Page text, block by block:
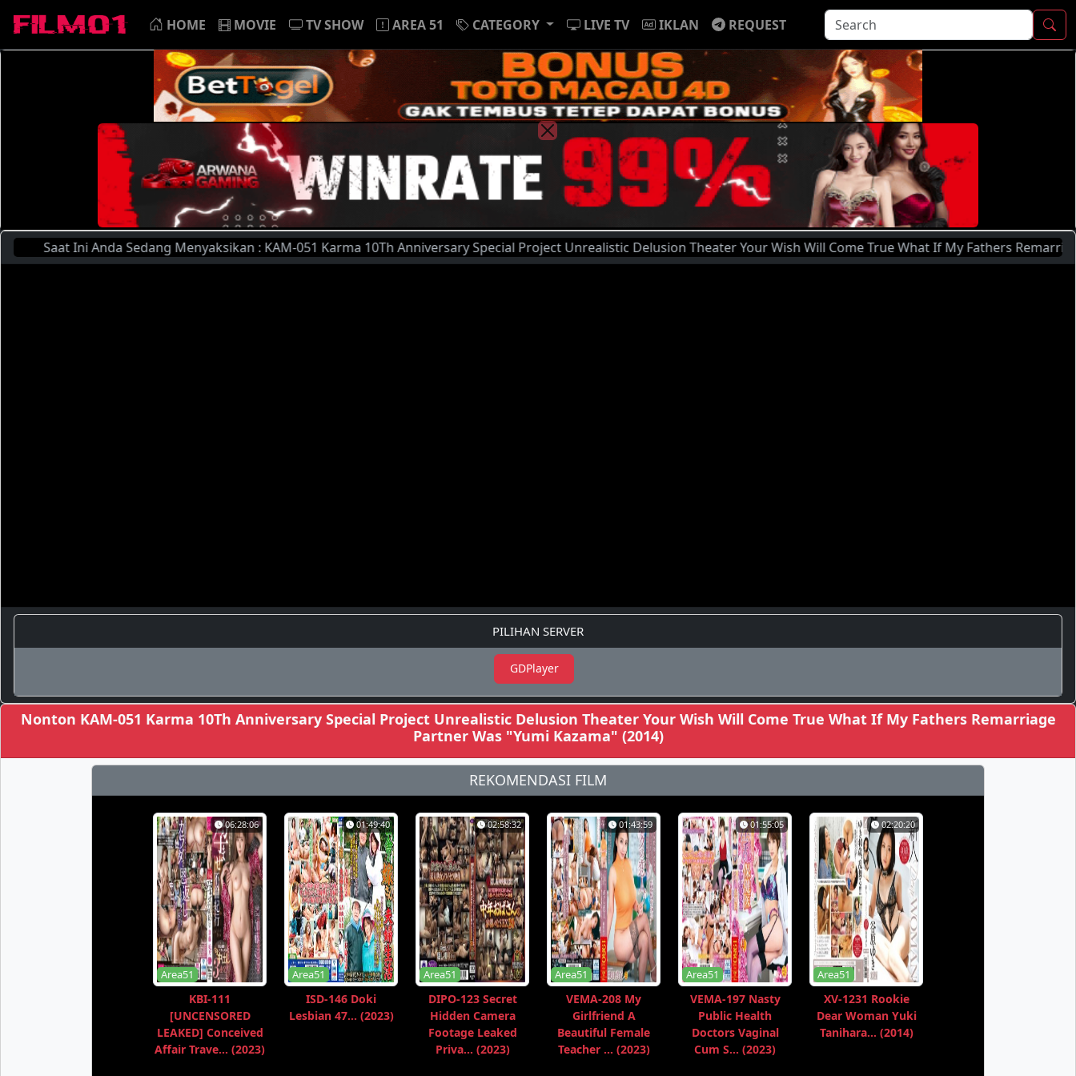
HOME MOVIE TV SHOW AREA 51 CATEGORY LIVE TV IKLAN REQUEST
Anda Sedang Menyaksikan : KAM-051 Karma 10Th Anniversary Special Project Unrealistic Delusion Theater Your Wish Will Come True What If My Fathers Remarriage
PILIHAN SERVER
GDPlayer
Nonton KAM-051 Karma 10Th Anniversary Special Project Unrealistic Delusion Theater Your Wish Will Come True What If My Fathers Remarriage
Partner Was "Yumi Kazama" (2014)
REKOMENDASI FILM
06:28:06
Area51
KBI-111
[UNCENSORED
LEAKED] Conceived
Affair Trave... (2023)
01:49:40
Area51
ISD-146 Doki
Lesbian 47... (2023)
02:58:32
Area51
DIPO-123 Secret
Hidden Camera
Footage Leaked
Priva... (2023)
01:43:59
Area51
VEMA-208 My
Girlfriend A
Beautiful Female
Teacher ... (2023)
01:55:05
Area51
VEMA-197 Nasty
Public Health
Doctors Vaginal
Cum S... (2023)
02:20:20
Area51
XV-1231 Rookie
Dear Woman Yuki
Tanihara... (2014)